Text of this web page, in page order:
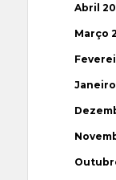
Abril
Março
Janeiro